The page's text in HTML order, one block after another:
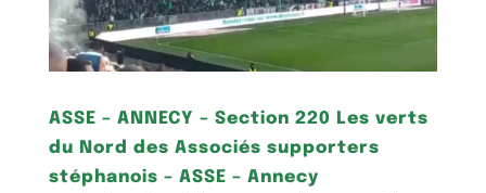
ASSE – ANNECY – Section 220 Les verts
du Nord des Associés supporters
stéphanois – ASSE – Annecy